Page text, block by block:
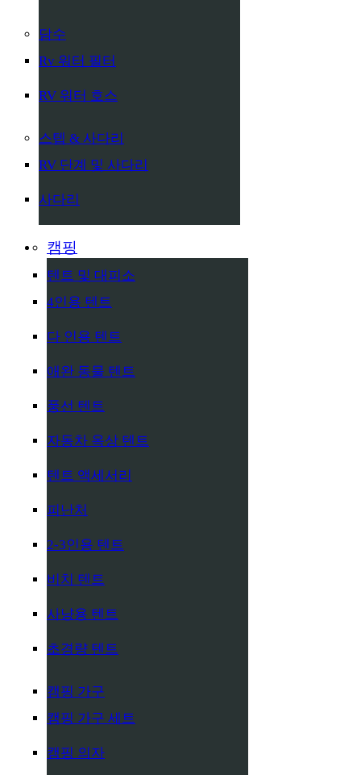
담수
Rv 워터 필터
RV 워터 호스
스텝 & 사다리
RV 단계 및 사다리
사다리
캠핑
텐트 및 대피소
4인용 텐트
다 인용 텐트
애완 동물 텐트
풍선 텐트
자동차 옥상 텐트
텐트 액세서리
피난처
2-3인용 텐트
비치 텐트
사냥용 텐트
초경량 텐트
캠핑 가구
캠핑 가구 세트
캠핑 의자